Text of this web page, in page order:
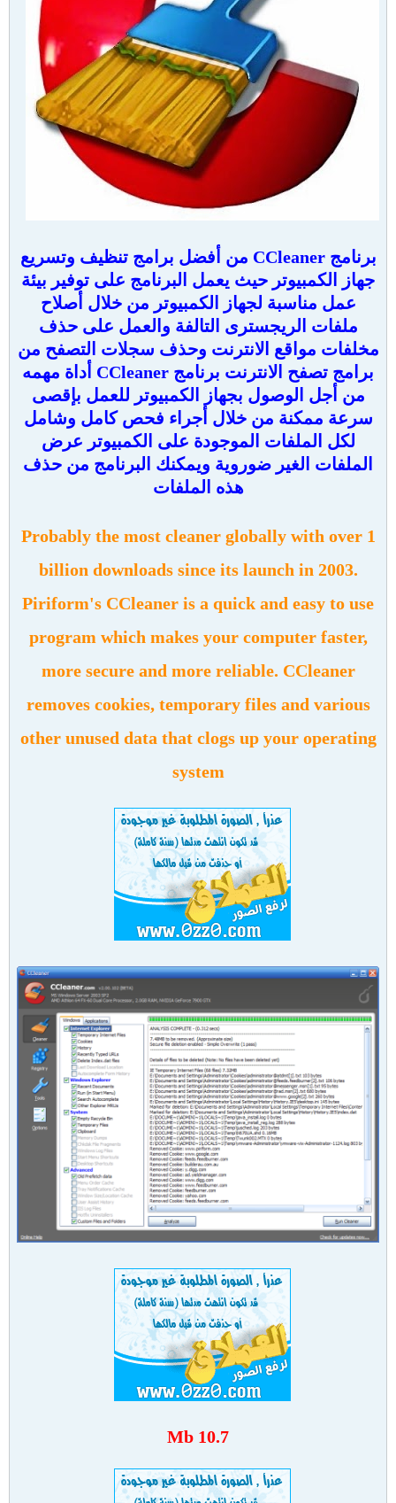
برنامج CCleaner من أفضل برامج تنظيف وتسريع
جهاز الكمبيوتر حيث يعمل البرنامج على توفير بيئة
عمل مناسبة لجهاز الكمبيوتر من خلال أصلاح
ملفات الريجسترى التالفة والعمل على حذف
مخلفات مواقع الانترنت وحذف سجلات التصفح من
برامج تصفح الانترنت برنامج CCleaner أداة مهمه
من أجل الوصول بجهاز الكمبيوتر للعمل بإقصى
سرعة ممكنة من خلال أجراء فحص كامل وشامل
لكل الملفات الموجودة على الكمبيوتر عرض
الملفات الغير ضوروية ويمكنك البرنامج من حذف
هذه الملفات
Probably the most cleaner globally with over 1
billion downloads since its launch in 2003.
Piriform's CCleaner is a quick and easy to use
program which makes your computer faster,
more secure and more reliable. CCleaner
removes cookies, temporary files and various
other unused data that clogs up your operating
system
10.7 Mb